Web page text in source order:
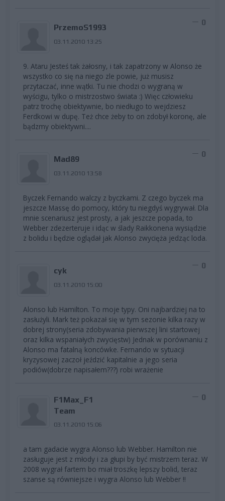
PrzemoS1993
03.11.2010 13:25
0
9. Ataru Jesteś tak żałosny, i tak zapatrzony w Alonso że
wszystko co się na niego zle powie, już musisz
przytaczać, inne wątki. Tu nie chodzi o wygraną w
wyścigu, tylko o mistrzostwo świata :) Więc człowieku
patrz trochę obiektywnie, bo niedługo to wejdziesz
Ferdkowi w dupę. Też chce żeby to on zdobył koronę, ale
bądzmy obiektywni....
Mad89
03.11.2010 13:58
0
Byczek Fernando walczy z byczkami. Z czego byczek ma
jeszcze Massę do pomocy, który tu niegdyś wygrywał. Dla
mnie scenariusz jest prosty, a jak jeszcze popada, to
Webber zdezerteruje i idąc w ślady Raikkonena wysiądzie
z bolidu i będzie oglądał jak Alonso zwycięża jedząc loda.
cyk
03.11.2010 15:00
0
Alonso lub Hamilton. To moje typy. Oni najbardziej na to
zasłużyli. Mark też pokazał się w tym sezonie kilka razy w
dobrej strony(seria zdobywania pierwszej lini startowej
oraz kilka wspaniałych zwycięstw) Jednak w porównaniu z
Alonso ma fatalną koncówke. Fernando w sytuacji
kryzysowej zaczoł jeździć kapitalnie a jego seria
podiów(dobrze napisałem???) robi wrażenie
F1Max_F1
Team
03.11.2010 15:06
0
a tam gadacie wygra Alonso lub Webber. Hamilton nie
zasługuje jest z młody i za głupi by być mistrzem teraz. W
2008 wygrał fartem bo miał troszkę lepszy bolid, teraz
szanse są równiejsze i wygra Alonso lub Webber !!